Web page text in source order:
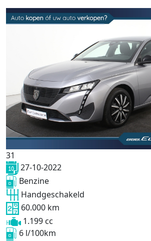
31
27-10-2022
Benzine
Handgeschakeld
60.000 km
1.199 cc
6 l/100km